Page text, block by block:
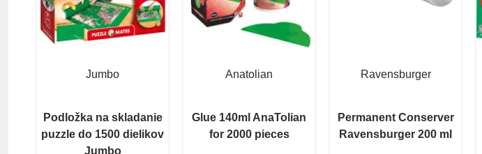
Jumbo
Podložka na skladanie
puzzle do 1500 dielikov
Jumbo
Anatolian
Glue 140ml AnaTolian
for 2000 pieces
Ravensburger
Permanent Conserver
Ravensburger 200 ml